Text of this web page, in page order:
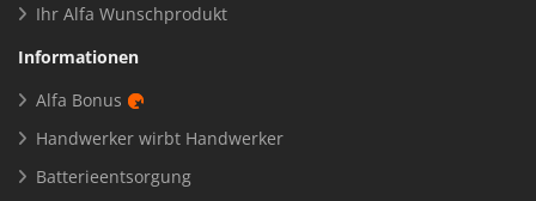
Ihr Alfa Wunschprodukt
Informationen
Alfa Bonus
Handwerker wirbt Handwerker
Batterieentsorgung